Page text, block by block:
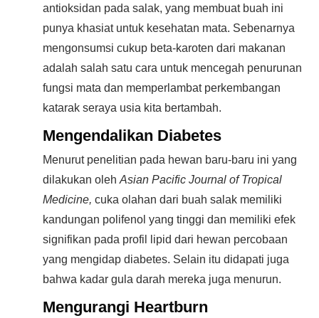
antioksidan pada salak, yang membuat buah ini
punya khasiat untuk kesehatan mata. Sebenarnya
mengonsumsi cukup beta-karoten dari makanan
adalah salah satu cara untuk mencegah penurunan
fungsi mata dan memperlambat perkembangan
katarak seraya usia kita bertambah.
Mengendalikan Diabetes
Menurut penelitian pada hewan baru-baru ini yang
dilakukan oleh Asian Pacific Journal of Tropical
Medicine, cuka olahan dari buah salak memiliki
kandungan polifenol yang tinggi dan memiliki efek
signifikan pada profil lipid dari hewan percobaan
yang mengidap diabetes. Selain itu didapati juga
bahwa kadar gula darah mereka juga menurun.
Mengurangi Heartburn